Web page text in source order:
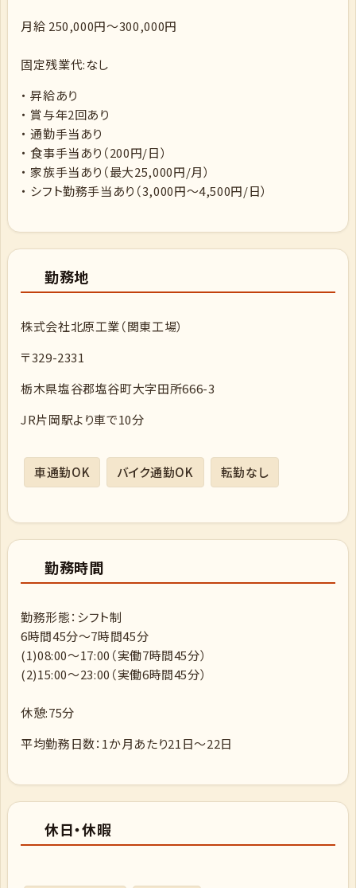
月給 250,000円～300,000円
固定残業代:なし
・ 昇給あり
・ 賞与年2回あり
・ 通勤手当あり
・ 食事手当あり（200円/日）
・ 家族手当あり（最大25,000円/月）
・ シフト勤務手当あり（3,000円～4,500円/日）
勤務地
株式会社北原工業（関東工場）
〒329-2331
栃木県塩谷郡塩谷町大字田所666-3
JR片岡駅より車で10分
車通勤OK バイク通勤OK 転勤なし
勤務時間
勤務形態：シフト制
6時間45分～7時間45分
(1)08:00～17:00（実働7時間45分）
(2)15:00～23:00（実働6時間45分）
休憩:75分
平均勤務日数：1か月あたり21日～22日
休日・休暇